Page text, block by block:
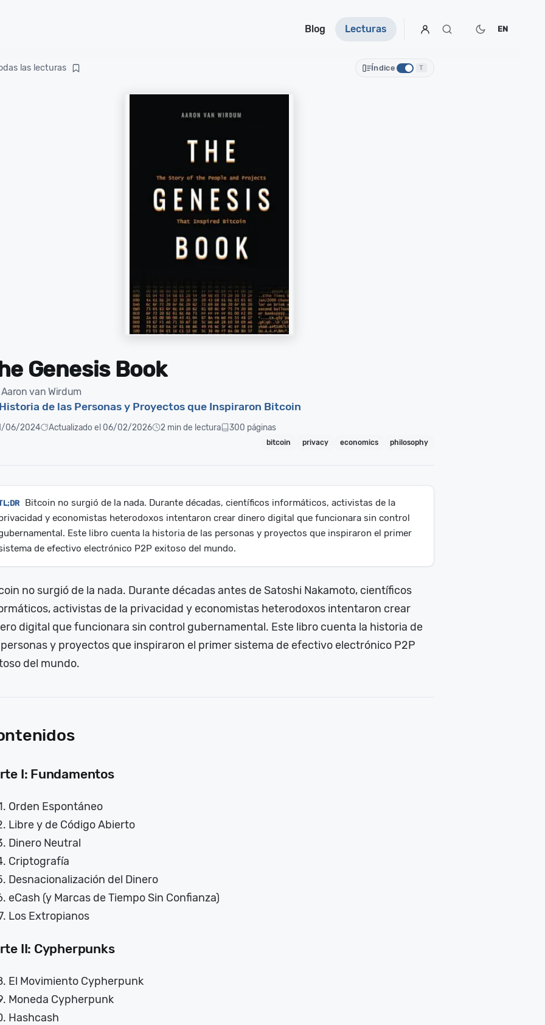
Blog Lecturas EN
las lecturas Índice T
Genesis Book
van Wirdum
de las Personas y Proyectos que Inspiraron Bitcoin
06/2024 Actualizado el 06/02/2026 2 min de lectura 300 páginas
bitcoin privacy economics philosophy
Bitcoin no surgió de la nada. Durante décadas, científicos informáticos, activistas de la
y economistas heterodoxos intentaron crear dinero digital que funcionara sin control
Este libro cuenta la historia de las personas y proyectos que inspiraron el primer
de efectivo electrónico P2P exitoso del mundo.
no surgió de la nada. Durante décadas antes de Satoshi Nakamoto, científicos
activistas de la privacidad y economistas heterodoxos intentaron crear
digital que funcionara sin control gubernamental. Este libro cuenta la historia de
y proyectos que inspiraron el primer sistema de efectivo electrónico P2P
del mundo.
I: Fundamentos
Orden Espontáneo
Libre y de Código Abierto
Dinero Neutral
Criptografía
Desnacionalización del Dinero
eCash (y Marcas de Tiempo Sin Confianza)
Los Extropianos
II: Cypherpunks
El Movimiento Cypherpunk
Moneda Cypherpunk
Hashcash